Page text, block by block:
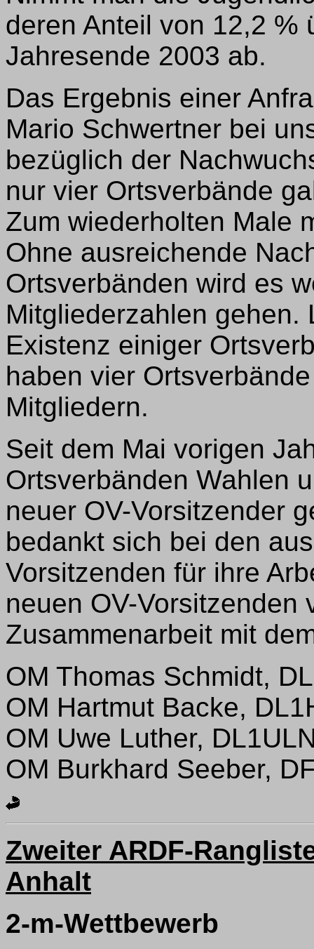
deren Anteil von 12,2 %
Jahresende 2003 ab.
Das Ergebnis einer
Mario Schwertner bei
bezüglich der
nur vier Ortsverbände
Zum wiederholten Male
Ohne ausreichende
Ortsverbänden wird es
Mitgliederzahlen
Existenz einiger
haben vier
Mitgliedern.
Seit dem Mai vorigen
Ortsverbänden Wahlen
neuer OV-Vorsitzender
bedankt sich bei den
Vorsitzenden für ihre
neuen OV-Vorsitzenden
Zusammenarbeit mit
OM Thomas Schmidt,
OM Hartmut Backe,
OM Uwe Luther,
OM Burkhard Seeber,
Zweiter ARDF-
Anhalt
2-m-Wettbewerb